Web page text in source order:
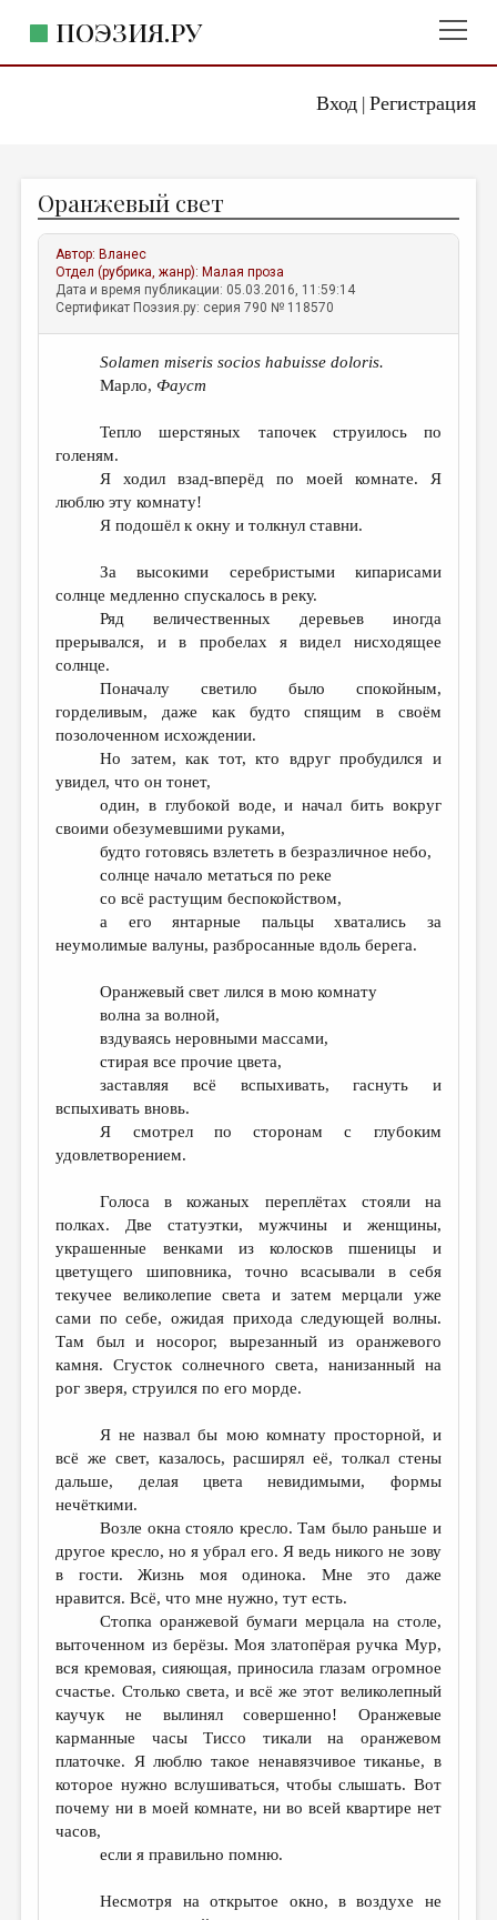
Вход| Регистрация
ПОЭЗИЯ.РУ
ЖАНРЫ
АВТОРЫ
КОММЕНТАРИИ
ЛИТСАЛОН
ОТДЕЛЫ И РУБРИКИ
ИЗБРАННОЕ
ДАЙДЖЕСТ
ПРОИЗВЕДЕНИЯ
ПЕРЕВОДЫ
КОНКУРСЫ
ДЕТСКАЯ КОМНАТА
КНИЖНАЯ ПОЛКА
ОБЗОР ЛИТЕРАТУРЫ
СТРАНИЦЫ ПАМЯТИ
ОБЪЯВЛЕНИЯ
КОЛОНКА РЕДАКТОРА
РЕДКОЛЛЕГИЯ
МАЛАЯ ПРОЗА
ЭССЕИСТИКА
ЛИТЕРАТУРОВЕДЕНИЕ
КУЛЬТУРОВЕДЕНИЕ
ПУБЛИЦИСТИКА
РЕЦЕНЗИРОВАНИЕ
ЦИКЛЫ ПУБЛИКАЦИЙ
ТРЕДИАКОВСКИЙ
МЕДИА
ВКОНТАКТЕ
Оранжевый свет
Автор: Вланес
Отдел (рубрика, жанр): Малая проза
Дата и время публикации: 05.03.2016, 11:59:14
Сертификат Поэзия.ру: серия 790 № 118570
Solamen miseris socios habuisse doloris.
Марло, Фауст
Тепло шерстяных тапочек струилось по
голеням.
Я ходил взад-вперёд по моей комнате. Я
люблю эту комнату!
Я подошёл к окну и толкнул ставни.
За высокими серебристыми кипарисами
солнце медленно спускалось в реку.
Ряд величественных деревьев иногда
прерывался, и в пробелах я видел нисходящее
солнце.
Поначалу светило было спокойным,
горделивым, даже как будто спящим в своём
позолоченном исхождении.
Но затем, как тот, кто вдруг пробудился и
увидел, что он тонет,
один, в глубокой воде, и начал бить вокруг
своими обезумевшими руками,
будто готовясь взлететь в безразличное небо,
солнце начало метаться по реке
со всё растущим беспокойством,
а его янтарные пальцы хватались за
неумолимые валуны, разбросанные вдоль берега.
Оранжевый свет лился в мою комнату
волна за волной,
вздуваясь неровными массами,
стирая все прочие цвета,
заставляя всё вспыхивать, гаснуть и
вспыхивать вновь.
Я смотрел по сторонам с глубоким
удовлетворением.
Голоса в кожаных переплётах стояли на
полках. Две статуэтки, мужчины и женщины,
украшенные венками из колосков пшеницы и
цветущего шиповника, точно всасывали в себя
текучее великолепие света и затем мерцали уже
сами по себе, ожидая прихода следующей волны.
Там был и носорог, вырезанный из оранжевого
камня. Сгусток солнечного света, нанизанный на
рог зверя, струился по его морде.
Я не назвал бы мою комнату просторной, и
всё же свет, казалось, расширял её, толкал стены
дальше, делая цвета невидимыми, формы
нечёткими.
Возле окна стояло кресло. Там было раньше и
другое кресло, но я убрал его. Я ведь никого не зову
в гости. Жизнь моя одинока. Мне это даже
нравится. Всё, что мне нужно, тут есть.
Стопка оранжевой бумаги мерцала на столе,
выточенном из берёзы. Моя златопёрая ручка Мур,
вся кремовая, сияющая, приносила глазам огромное
счастье. Столько света, и всё же этот великолепный
каучук не вылинял совершенно! Оранжевые
карманные часы Тиссо тикали на оранжевом
платочке. Я люблю такое ненавязчивое тиканье, в
которое нужно вслушиваться, чтобы слышать. Вот
почему ни в моей комнате, ни во всей квартире нет
часов,
если я правильно помню.
Несмотря на открытое окно, в воздухе не